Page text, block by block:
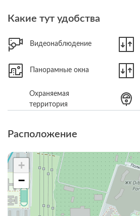
Какие тут удобства
Видеонаблюдение
Панорамные окна
Охраняемая
территория
Расположение
+
−